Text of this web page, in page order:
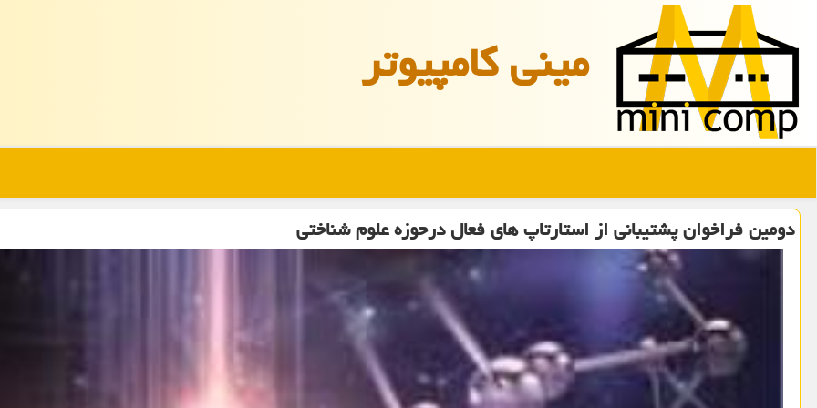
مینی كامپیوتر
دومین فراخوان پشتیبانی از استارتاپ های فعال درحوزه علوم شناختی